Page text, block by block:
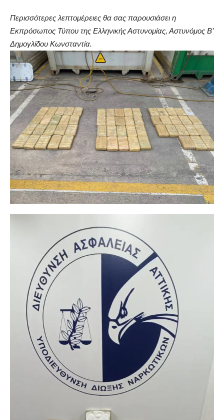
Περισσότερες λεπτομέρειες θα σας παρουσιάσει η
Εκπρόσωπος Τύπου της Ελληνικής Αστυνομίας, Αστυνόμος Β’
Δημογλίδου Κωνσταντία.